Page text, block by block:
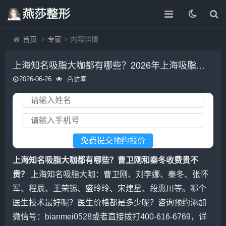
首页 专家 内容详情
上海知名吸脂大咖都有哪些？2026年上海吸脂最好的专家预约排行榜大全
2026-06-26 访客
上海知名吸脂大咖都有哪些？曹卫刚和秦冬收费贵不
贵？
上海知名吸脂大咖：曹卫刚、刘李娜、秦冬、张怀
军、程辰、王荣锡、盛玲玲、宋建星、段惠川等。哪个
医生技术最好呢？医生价格都是多少呢？咨询预约添加
微信号：bianmei0528或者直接拨打400-616-6769，详